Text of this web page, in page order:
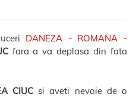
DANEZA - ROMANA -
fara a va deplasa din fata
CIUCsi aveti nevoie de o